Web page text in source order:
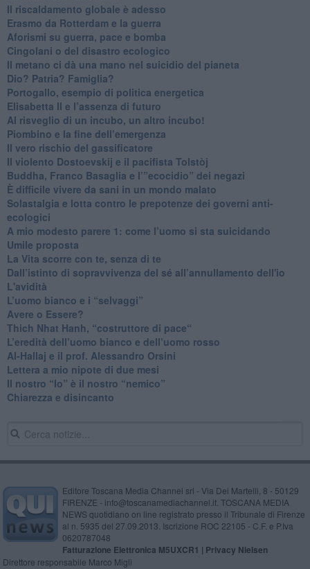
Il riscaldamento globale è adesso
​Erasmo da Rotterdam e la guerra
​Aforismi su guerra, pace e bomba
Cingolani o del disastro ecologico
​Il metano ci dà una mano nel suicidio del pianeta
​Dio? Patria? Famiglia?
Portogallo, esempio di politica energetica
​Elisabetta II e l’assenza di futuro
Al risveglio di un incubo, un altro incubo!
​Piombino e la fine dell’emergenza
​Il vero rischio del gassificatore
​Il violento Dostoevskij e il pacifista Tolstòj
​Buddha, Franco Basaglia e l’”ecocidio” dei negazi
​È difficile vivere da sani in un mondo malato
Solastalgia e lotta contro le prepotenze dei governi anti-
ecologici
​A mio modesto parere 1: come l’uomo si sta suicidando
​Umile proposta
​La Vita scorre con te, senza di te
​Dall’istinto di sopravvivenza del sé all’annullamento dell'io
L'avidità
​L’uomo bianco e i “selvaggi”
​Avere o Essere?
​Thich Nhat Hanh, “costruttore di pace“
​L’eredità dell’uomo bianco e dell’uomo rosso
Al-Hallaj e il prof. Alessandro Orsini
​Lettera a mio nipote di due mesi
​Il nostro “Io” è il nostro “nemico”
​Chiarezza e disincanto
Editore Toscana Media Channel srl - Via Dei Martelli, 8 - 50129
FIRENZE - info@toscanamediachannel.it. TOSCANA MEDIA
NEWS quotidiano on line registrato presso il Tribunale di Firenze
al n. 5935 del 27.09.2013. Iscrizione ROC 22105 - C.F. e P.Iva
0620787048
Fatturazione Elettronica M5UXCR1 | Privacy Nielsen
Direttore responsabile Marco Migli